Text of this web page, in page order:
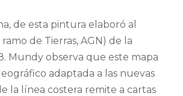
de esta pintura elaboró al
de Tierras, AGN) de la
Mundy observa que este mapa
adaptada a las nuevas
la línea costera remite a cartas